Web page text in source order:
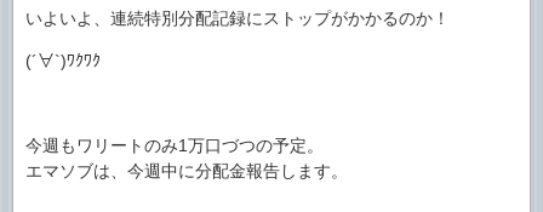
いよいよ、連続特別分配記録にストップがかかるのか！
(´∀`)ﾜｸﾜｸ
今週もワリートのみ1万口づつの予定。
エマソブは、今週中に分配金報告します。